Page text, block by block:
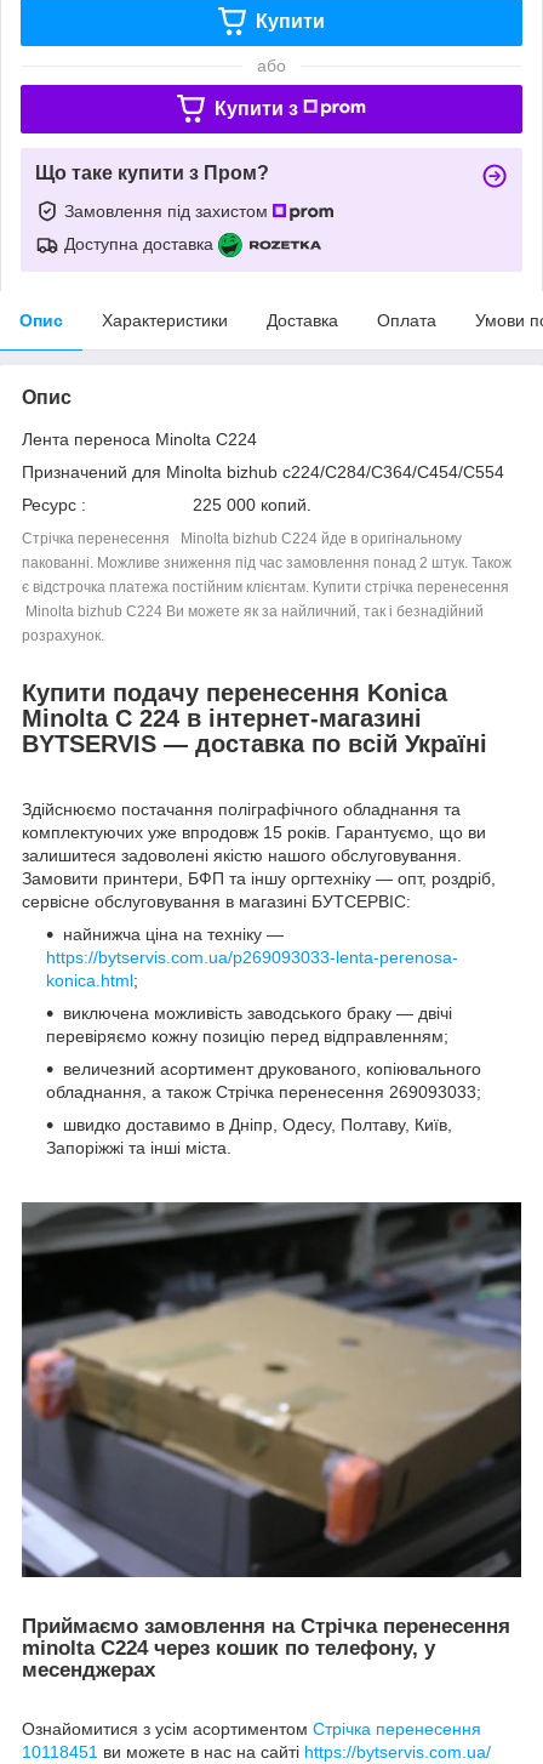
Купити
або
Купити з
Що таке купити з Пром?
Замовлення під захистом
Доступна доставка
Опис Характеристики Доставка Оплата Умови
Опис
Лента переноса Minolta C224
Призначений для Minolta bizhub c224/C284/C364/C454/C554
Ресурс : 225 000 копий.
Стрічка перенесення Minolta bizhub С224 йде в оригінальному
пакованні. Можливе зниження під час замовлення понад 2 штук. Також
є відстрочка платежа постійним клієнтам. Купити стрічка перенесення
Minolta bizhub С224 Ви можете як за найличний, так і безнадійний
розрахунок.
Купити подачу перенесення Konica
Minolta C 224 в інтернет-магазині
BYTSERVIS — доставка по всій Україні
Здійснюємо постачання поліграфічного обладнання та
комплектуючих уже впродовж 15 років. Гарантуємо, що ви
залишитеся задоволені якістю нашого обслуговування.
Замовити принтери, БФП та іншу оргтехніку — опт, роздріб,
сервісне обслуговування в магазині БУТСЕРВІС:
найнижча ціна на техніку —
https://bytservis.com.ua/p269093033-lenta-perenosa-
konica.html;
виключена можливість заводського браку — двічі
перевіряємо кожну позицію перед відправленням;
величезний асортимент друкованого, копіювального
обладнання, а також Стрічка перенесення 269093033;
швидко доставимо в Дніпр, Одесу, Полтаву, Київ,
Запоріжжі та інші міста.
Приймаємо замовлення на Стрічка перенесення
minolta C224 через кошик по телефону, у
месенджерах
Ознайомитися з усім асортиментом Стрічка перенесення
10118451 ви можете в нас на сайті https://bytservis.com.ua/